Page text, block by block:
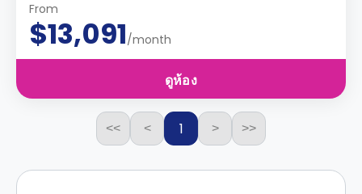
From
$13,091/month
ดูห้อง
<< < 1 > >>